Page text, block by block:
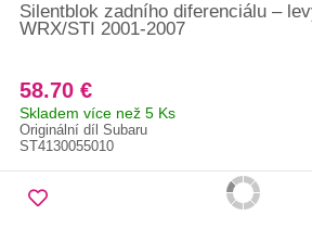
Silentblok zadního diferenciálu –
WRX/STI 2001-2007
58.70 €
Skladem více než 5 Ks
Originální díl Subaru
ST4130055010